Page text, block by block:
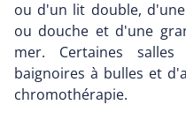
ou d'un lit double,
ou douche et d'une
mer. Certaines
baignoires à bulles et
chromothérapie.